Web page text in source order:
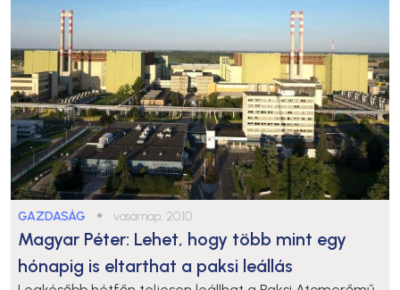
GAZDASÁG ● vasárnap, 20:10
Magyar Péter: Lehet, hogy több mint egy
hónapig is eltarthat a paksi leállás